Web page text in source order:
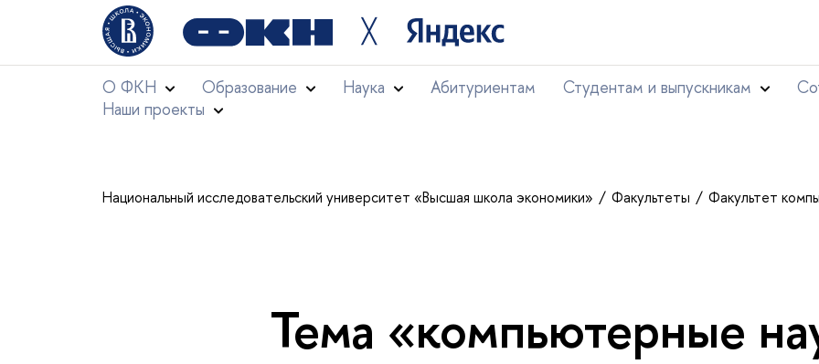
╳
О ФКН Образование Наука Абитуриентам Студентам и выпускникам
Наши проекты
Национальный исследовательский университет «Высшая школа экономики» Факультеты Факультет
Тема «компьютерные